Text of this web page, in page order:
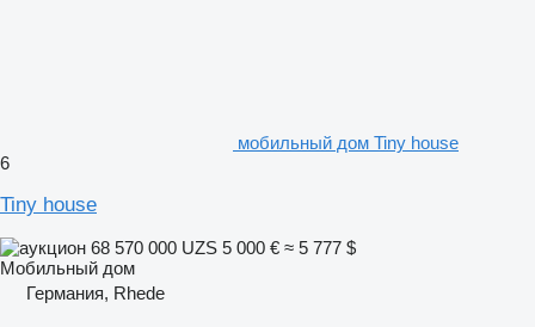
мобильный дом Tiny house
6
Tiny house
68 570 000 UZS 5 000 € ≈ 5 777 $
Мобильный дом
Германия, Rhede